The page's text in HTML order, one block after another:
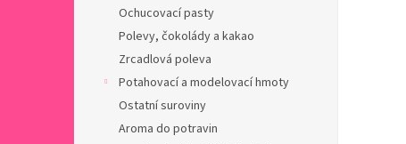
Ochucovací pasty
Polevy, čokolády a kakao
Zrcadlová poleva
Potahovací a modelovací hmoty
Ostatní suroviny
Aroma do potravin